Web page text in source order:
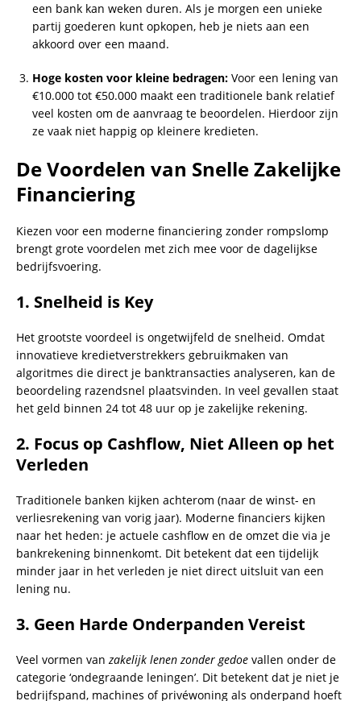
een bank kan weken duren. Als je morgen een unieke
partij goederen kunt opkopen, heb je niets aan een
akkoord over een maand.
Hoge kosten voor kleine bedragen: Voor een lening van
€10.000 tot €50.000 maakt een traditionele bank relatief
veel kosten om de aanvraag te beoordelen. Hierdoor zijn
ze vaak niet happig op kleinere kredieten.
De Voordelen van Snelle Zakelijke
Financiering
Kiezen voor een moderne financiering zonder rompslomp
brengt grote voordelen met zich mee voor de dagelijkse
bedrijfsvoering.
1. Snelheid is Key
Het grootste voordeel is ongetwijfeld de snelheid. Omdat
innovatieve kredietverstrekkers gebruikmaken van
algoritmes die direct je banktransacties analyseren, kan de
beoordeling razendsnel plaatsvinden. In veel gevallen staat
het geld binnen 24 tot 48 uur op je zakelijke rekening.
2. Focus op Cashflow, Niet Alleen op het
Verleden
Traditionele banken kijken achterom (naar de winst- en
verliesrekening van vorig jaar). Moderne financiers kijken
naar het heden: je actuele cashflow en de omzet die via je
bankrekening binnenkomt. Dit betekent dat een tijdelijk
minder jaar in het verleden je niet direct uitsluit van een
lening nu.
3. Geen Harde Onderpanden Vereist
Veel vormen vanzakelijk lenen zonder gedoe vallen onder de
categorie ‘ondegraande leningen’. Dit betekent dat je niet je
bedrijfspand, machines of privéwoning als onderpand hoeft